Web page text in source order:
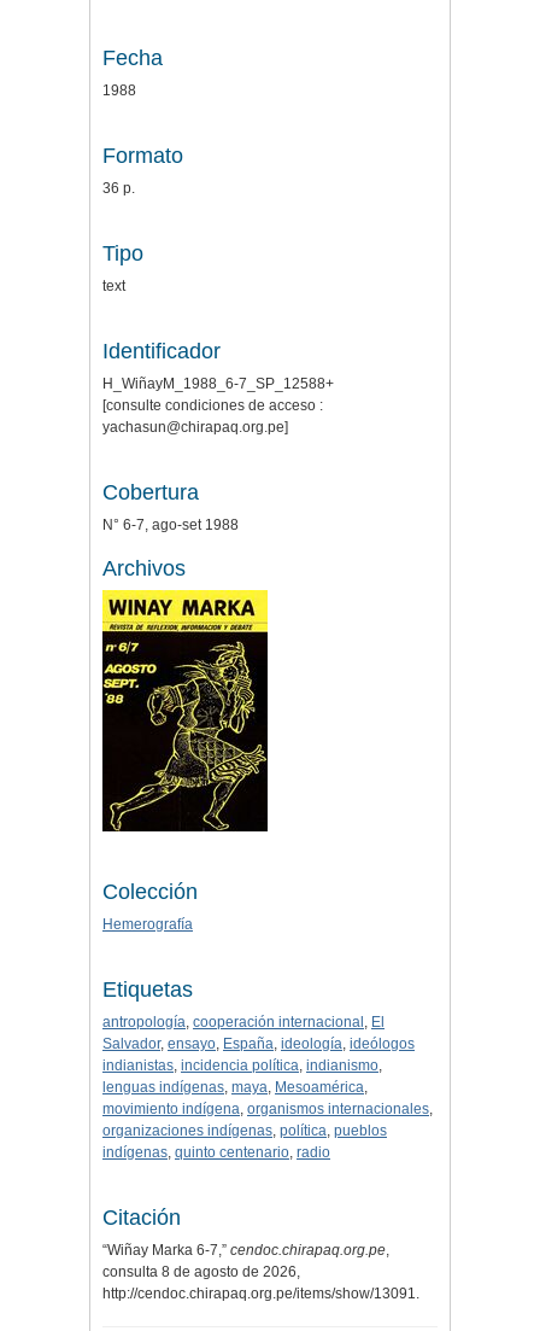
Fecha
1988
Formato
36 p.
Tipo
text
Identificador
H_WiñayM_1988_6-7_SP_12588+
[consulte condiciones de acceso :
yachasun@chirapaq.org.pe]
Cobertura
N° 6-7, ago-set 1988
Archivos
Colección
Hemerografía
Etiquetas
antropología, cooperación internacional , El
Salvador, ensayo, España, ideología, ideólogos
indianistas, incidencia política, indianismo,
lenguas indígenas, maya, Mesoamérica,
movimiento indígena, organismos internacionales,
organizaciones indígenas, política, pueblos
indígenas, quinto centenario, radio
Citación
“Wiñay Marka 6-7,” cendoc.chirapaq.org.pe,
consulta 8 de agosto de 2026,
http://cendoc.chirapaq.org.pe/items/show/13091.